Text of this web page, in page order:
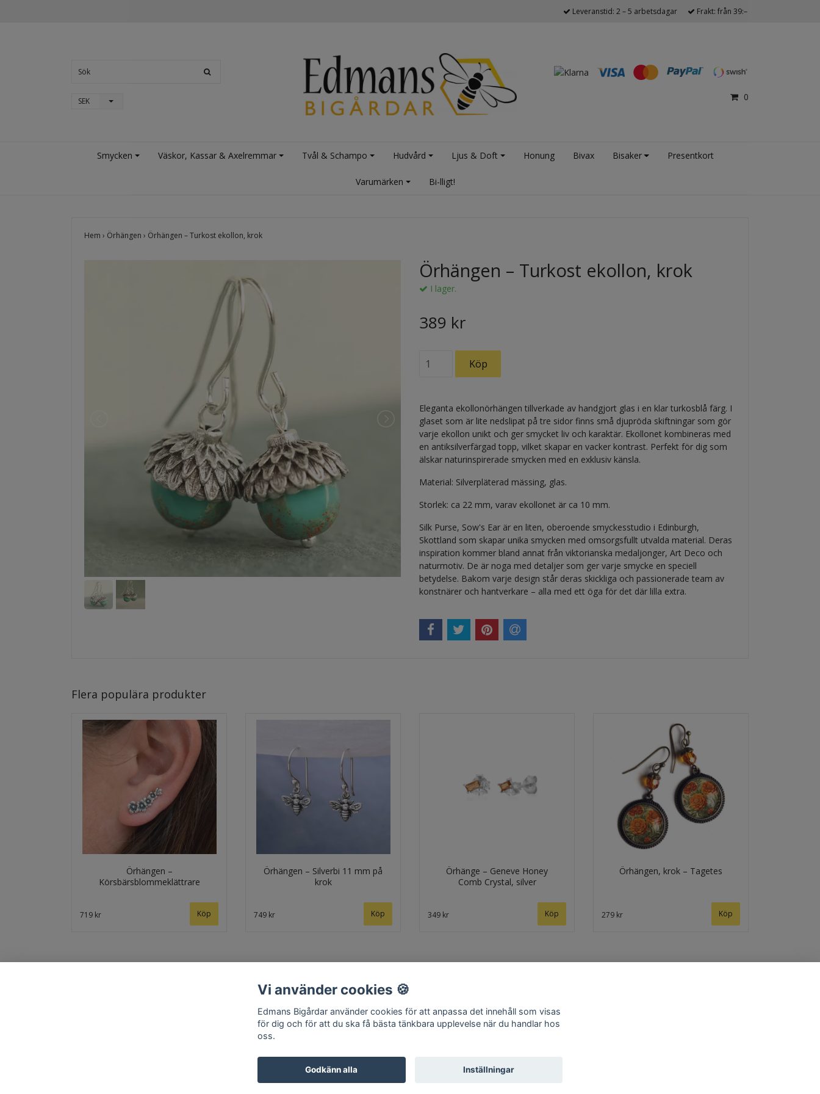
Leveranstid: 2 – 5 arbetsdagar Frakt: från 39:–
SEK 0
Smycken Väskor, Kassar & Axelremmar Tvål & Schampo Hudvård Ljus & Doft Honung Bivax Bisaker Presentkort
Varumärken Bi-lligt!
Hem › Örhängen › Örhängen – Turkost ekollon, krok
Örhängen – Turkost ekollon, krok
I lager.
389 kr
Eleganta ekollonörhängen tillverkade av handgjort glas i en klar turkosblå färg. I
glaset som är lite nedslipat på tre sidor finns små djupröda skiftningar som gör
varje ekollon unikt och ger smycket liv och karaktär. Ekollonet kombineras med
en antiksilverfärgad topp, vilket skapar en vacker kontrast. Perfekt för dig som
älskar naturinspirerade smycken med en exklusiv känsla.
Material: Silverpläterad mässing, glas.
Storlek: ca 22 mm, varav ekollonet är ca 10 mm.
Silk Purse, Sow's Ear är en liten, oberoende smyckesstudio i Edinburgh,
Skottland som skapar unika smycken med omsorgsfullt utvalda material. Deras
inspiration kommer bland annat från viktorianska medaljonger, Art Deco och
naturmotiv. De är noga med detaljer som ger varje smycke en speciell
betydelse. Bakom varje design står deras skickliga och passionerade team av
konstnärer och hantverkare – alla med ett öga för det där lilla extra.
Flera populära produkter
Örhängen –
Körsbärsblommeklättrare
719 kr
Örhängen – Silverbi 11 mm på
krok
749 kr
Örhänge – Geneve Honey
Comb Crystal, silver
349 kr
Örhängen, krok – Tagetes
279 kr
Hem Om oss Kontakt Köpvillkor Surret
© Copyright 2026 Edmans Bigårdar
Vi använder cookies 🍪
Edmans Bigårdar använder cookies för att anpassa det innehåll som visas
för dig och för att du ska få bästa tänkbara upplevelse när du handlar hos
oss.
Godkänn alla Inställningar